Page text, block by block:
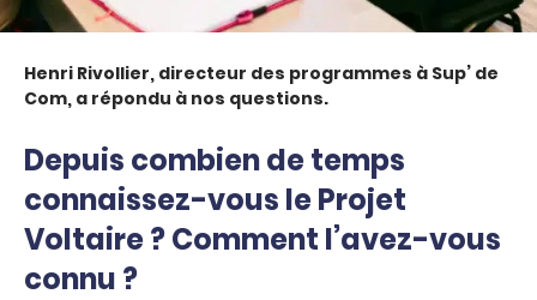
Henri Rivollier, directeur des programmes à Sup’ de
Com, a répondu à nos questions.
Depuis combien de temps
connaissez-vous le Projet
Voltaire ? Comment l’avez-vous
connu ?